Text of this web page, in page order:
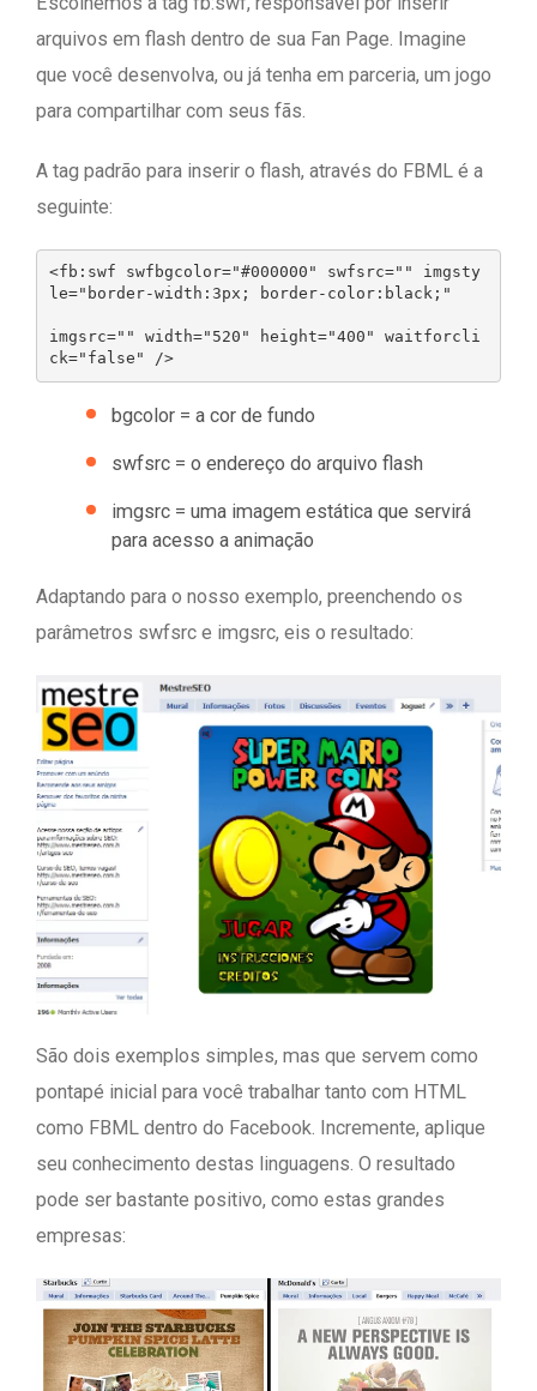
arquivos em flash dentro de sua Fan Page. Imagine
que você desenvolva, ou já tenha em parceria, um jogo
para compartilhar com seus fãs.
A tag padrão para inserir o flash, através do FBML é a
seguinte:
<fb:swf swfbgcolor="#000000" swfsrc="" imgsty
le="border-width:3px; border-color:black;"
imgsrc="" width="520" height="400" waitforcli
ck="false" />
bgcolor = a cor de fundo
swfsrc = o endereço do arquivo flash
imgsrc = uma imagem estática que servirá
para acesso a animação
Adaptando para o nosso exemplo, preenchendo os
parâmetros swfsrc e imgsrc, eis o resultado:
São dois exemplos simples, mas que servem como
pontapé inicial para você trabalhar tanto com HTML
como FBML dentro do Facebook. Incremente, aplique
seu conhecimento destas linguagens. O resultado
pode ser bastante positivo, como estas grandes
empresas: